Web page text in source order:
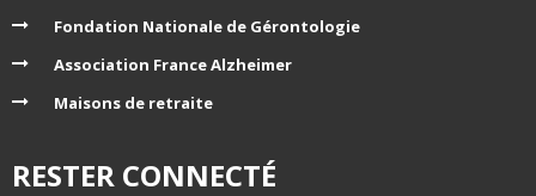
Fondation Nationale de Gérontologie
Association France Alzheimer
Maisons de retraite
RESTER CONNECTÉ